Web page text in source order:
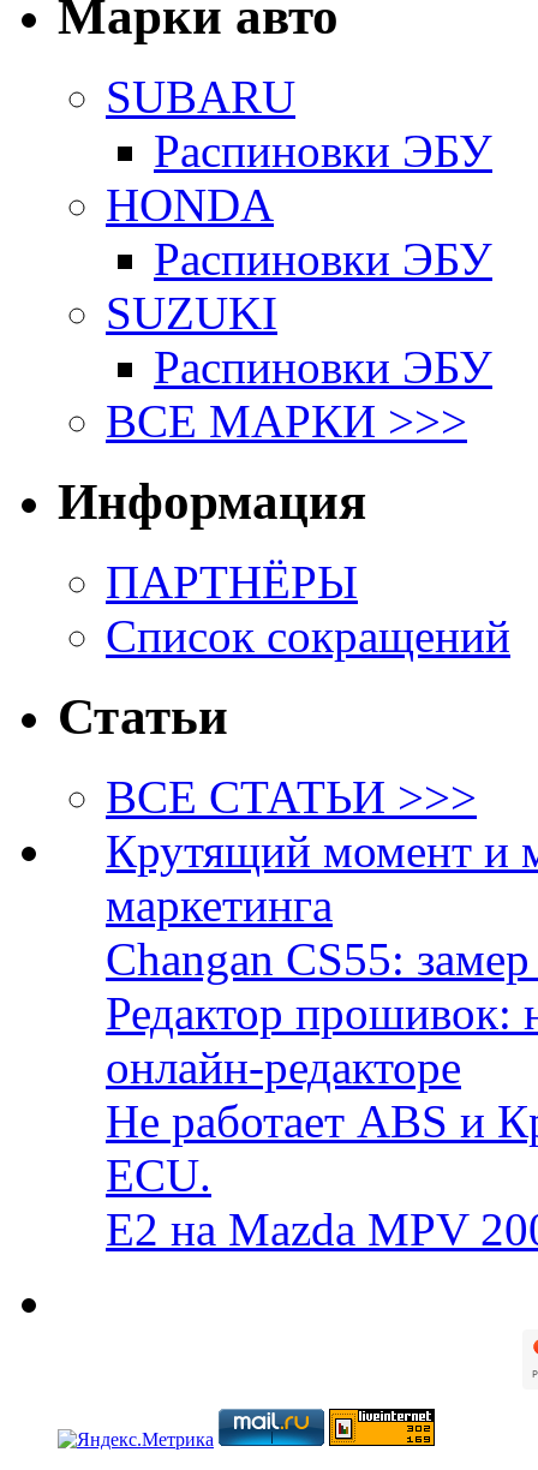
Марки авто
SUBARU
Распиновки ЭБУ
HONDA
Распиновки ЭБУ
SUZUKI
Распиновки ЭБУ
ВСЕ МАРКИ >>>
Информация
ПАРТНЁРЫ
Список сокращений
Статьи
ВСЕ СТАТЬИ >>>
Крутящий момент и
маркетинга
Changan CS55:
Редактор прошивок:
онлайн-редакторе
Не работает ABS и
ECU.
E2 на Mazda MPV